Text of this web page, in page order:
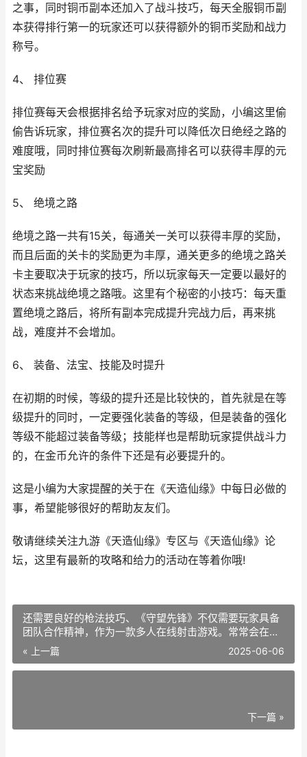
之事，同时铜币副本还加入了战斗技巧，每天全服铜币副
本获得排行第一的玩家还可以获得额外的铜币奖励和战力
称号。
4、 排位赛
排位赛每天会根据排名给予玩家对应的奖励，小编这里偷
偷告诉玩家，排位赛名次的提升可以降低次日绝经之路的
难度哦，同时排位赛每次刷新最高排名可以获得丰厚的元
宝奖励
5、 绝境之路
绝境之路一共有15关，每通关一关可以获得丰厚的奖励，
而且后面的关卡的奖励更为丰厚，通关更多的绝境之路关
卡主要取决于玩家的技巧，所以玩家每天一定要以最好的
状态来挑战绝境之路哦。这里有个秘密的小技巧：每天重
置绝境之路后，将所有副本完成提升完战力后，再来挑
战，难度并不会增加。
6、 装备、法宝、技能及时提升
在初期的时候，等级的提升还是比较快的，首先就是在等
级提升的同时，一定要强化装备的等级，但是装备的强化
等级不能超过装备等级；技能样也是帮助玩家提供战斗力
的，在金币允许的条件下还是有必要提升的。
这是小编为大家提醒的关于在《天造仙缘》中每日必做的
事，希望能够很好的帮助友友们。
敬请继续关注九游《天造仙缘》专区与《天造仙缘》论
坛，这里有最新的攻略和给力的活动在等着你哦!
还需要良好的枪法技巧、《守望先锋》不仅需要玩家具备
团队合作精神，作为一款多人在线射击游戏。常常会在战
斗中遇到各种尴尬的情况，而新手玩家由于经验不足。本
文将介绍如何巧用训练场靶子来进行练习，为了帮助新手
« 上一篇 2025-06-06
下一篇 »